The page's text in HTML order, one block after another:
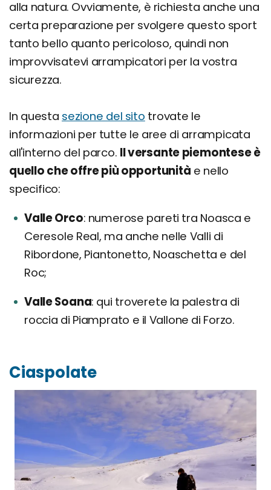
alla natura. Ovviamente, è richiesta anche una
certa preparazione per svolgere questo sport
tanto bello quanto pericoloso, quindi non
improvvisatevi arrampicatori per la vostra
sicurezza.
In questa sezione del sito trovate le
informazioni per tutte le aree di arrampicata
all'interno del parco. Il versante piemontese è
quello che offre più opportunità e nello
specifico:
Valle Orco numerose pareti tra Noasca e
Ceresole Real, ma anche nelle Valli di
Ribordone, Piantonetto, Noaschetta e del
Roc;
Valle Soana qui troverete la palestra di
roccia di Piamprato e il Vallone di Forzo.
Ciaspolate